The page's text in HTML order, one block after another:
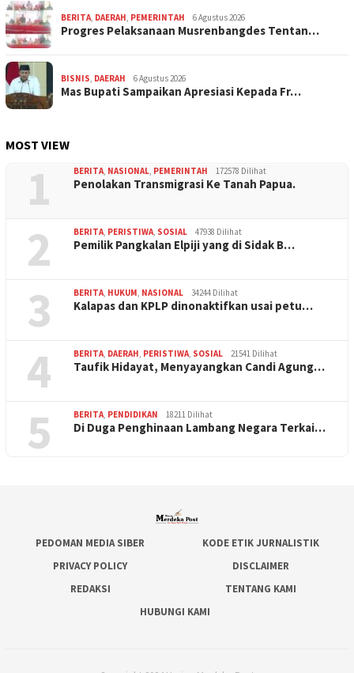
BERITA, DAERAH, PEMERINTAH 6 Agustus 2026
Progres Pelaksanaan Musrenbangdes Tentan…
BISNIS, DAERAH 6 Agustus 2026
Mas Bupati Sampaikan Apresiasi Kepada Fr…
MOST VIEW
1 BERITA, NASIONAL, PEMERINTAH 172578 Dilihat
Penolakan Transmigrasi Ke Tanah Papua.
2 BERITA, PERISTIWA, SOSIAL 47938 Dilihat
Pemilik Pangkalan Elpiji yang di Sidak B…
3 BERITA, HUKUM, NASIONAL 34244 Dilihat
Kalapas dan KPLP dinonaktifkan usai petu…
4 BERITA, DAERAH, PERISTIWA, SOSIAL 21541 Dilihat
Taufik Hidayat, Menyayangkan Candi Agung…
5 BERITA, PENDIDIKAN 18211 Dilihat
Di Duga Penghinaan Lambang Negara Terkai…
PEDOMAN MEDIA SIBER
KODE ETIK JURNALISTIK
PRIVACY POLICY
DISCLAIMER
REDAKSI
TENTANG KAMI
HUBUNGI KAMI